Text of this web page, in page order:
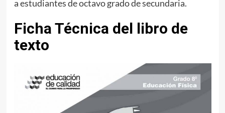
a estudiantes de octavo grado de secundaria.
Ficha Técnica del libro de
texto